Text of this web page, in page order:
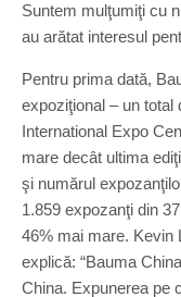
Suntem mulţumiţi cu
au arătat interesul
Pentru prima dată,
expoziţional – un total
International Expo
mare decât ultima
şi numărul
1.859 expozanţi din
46% mai mare. Kevin
explică: “Bauma
China. Expunerea pe